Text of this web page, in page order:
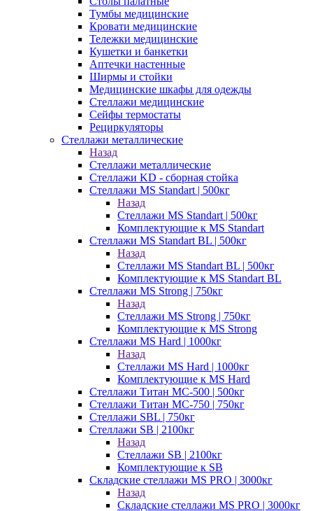
Тумбы медицинские
Кровати медицинские
Тележки медицинские
Кушетки и банкетки
Аптечки настенные
Ширмы и стойки
Медицинские шкафы для одежды
Стеллажи медицинские
Сейфы термостаты
Рециркуляторы
Стеллажи металлические
Назад
Стеллажи металлические
Стеллажи KD - сборная стойка
Стеллажи MS Standart | 500кг
Назад
Стеллажи MS Standart | 500кг
Комплектующие к MS Standart
Стеллажи MS Standart BL | 500кг
Назад
Стеллажи MS Standart BL | 500кг
Комплектующие к MS Standart BL
Стеллажи MS Strong | 750кг
Назад
Стеллажи MS Strong | 750кг
Комплектующие к MS Strong
Стеллажи MS Hard | 1000кг
Назад
Стеллажи MS Hard | 1000кг
Комплектующие к MS Hard
Стеллажи Титан МС-500 | 500кг
Стеллажи Титан МС-750 | 750кг
Стеллажи SBL | 750кг
Стеллажи SB | 2100кг
Назад
Стеллажи SB | 2100кг
Комплектующие к SB
Складские стеллажи MS PRO | 3000кг
Назад
Складские стеллажи MS PRO | 3000кг